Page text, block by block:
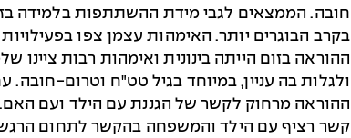
חובה. הממצאים לגבי מידת ההשתתפות בלמידה
בקרב הבוגרים יותר. האימהות עצמן צפו
ההוראה בזום הייתה בינונית ואימהות רבות
ולגלות בה עניין, במיוחד בגיל טט"ח וטרום-
ההוראה מרחוק לקשר של הגננת עם הילד ועם
קשר רציף עם הילד והמשפחה בהקשר לתחום